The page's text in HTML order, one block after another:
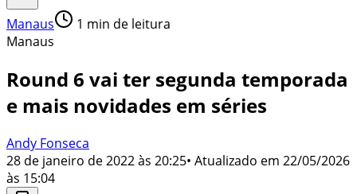
Manaus 1 min de leitura
Manaus
Round 6 vai ter segunda temporada
e mais novidades em séries
Andy Fonseca
28 de janeiro de 2022 às 20:25• Atualizado em 22/05/2026
às 15:04